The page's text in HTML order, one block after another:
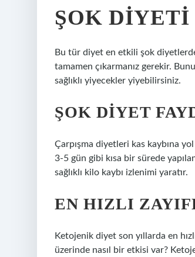
ŞOK
Bu tür diyet en etkili şok
tamamen çıkarmanız gerekir.
sağlıklı yiyecekler yiyebilirsiniz.
ŞOK DIYET
Çarpışma diyetleri kas kaybına
3-5 gün gibi kısa bir sürede
sağlıklı kilo kaybı izlenimi yaratır.
EN HIZLI
Ketojenik diyet son yıllarda en
üzerinde nasıl bir etkisi var?